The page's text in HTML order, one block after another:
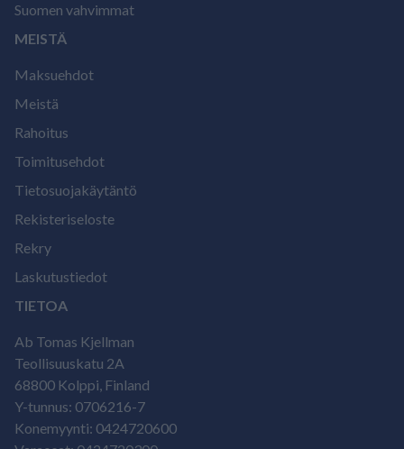
Suomen vahvimmat
MEISTÄ
Maksuehdot
Meistä
Rahoitus
Toimitusehdot
Tietosuojakäytäntö
Rekisteriseloste
Rekry
Laskutustiedot
TIETOA
Ab Tomas Kjellman
Teollisuuskatu 2A
68800 Kolppi, Finland
Y-tunnus: 0706216-7
Konemyynti: 0424720600